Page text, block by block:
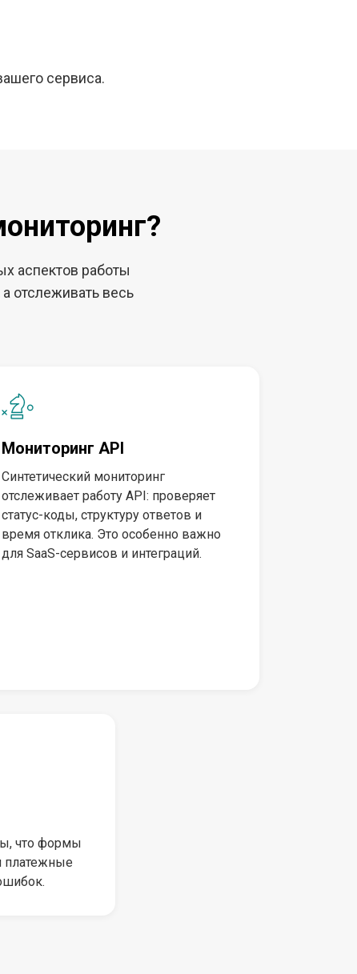
сервиса.
аспектов работы
отслеживать весь
Мониторинг API
Синтетический мониторинг
отслеживает работу API: проверяет
статус-коды, структуру ответов и
время отклика. Это особенно важно
для SaaS-сервисов и интеграций.
что формы
платежные